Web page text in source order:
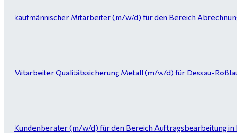
kaufmännischer Mitarbeiter (m/w/d) für den Bereich
Mitarbeiter Qualitätssicherung Metall (m/w/d) für Dessau-
Kundenberater (m/w/d) für den Bereich Auftragsbearbeitung